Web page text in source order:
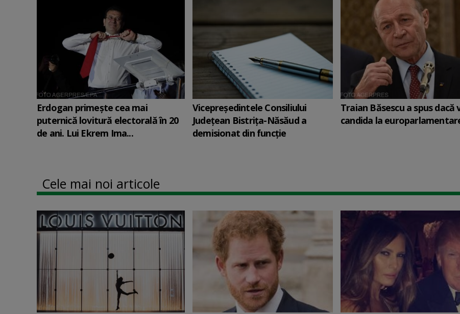
Erdogan primește cea mai
puternică lovitură electorală în 20
de ani. Lui Ekrem Ima...
Vicepreşedintele Consiliului
Judeţean Bistriţa-Năsăud a
demisionat din funcție
Traian Băsescu a spus dacă
candida la
Cele mai noi articole